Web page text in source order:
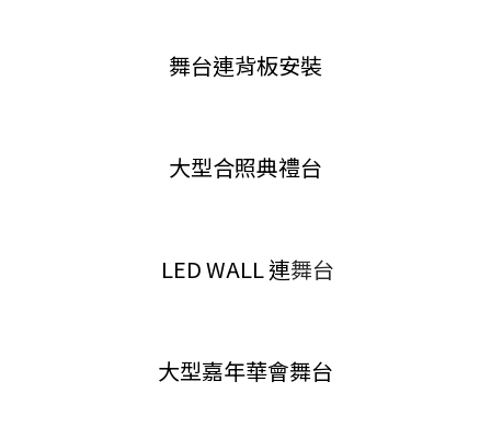
舞台連背板安裝
大型合照典禮台
LED WALL 連舞台
大型嘉年華會舞台